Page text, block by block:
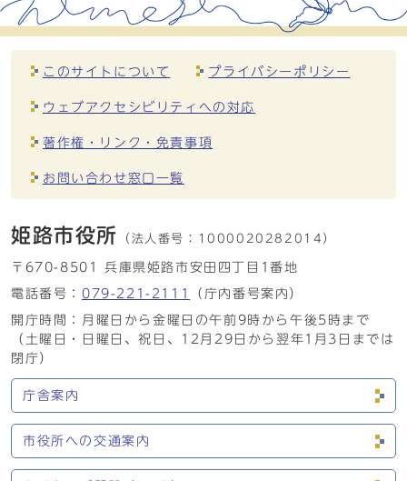
このサイトについて プライバシーポリシー
ウェブアクセシビリティへの対応
著作権・リンク・免責事項
お問い合わせ窓口一覧
姫路市役所 （法人番号： 1000020282014）
〒670-8501 兵庫県姫路市安田四丁目1番地
電話番号： 079-221-2111
（庁内番号案内）
開庁時間：月曜日から金曜日の午前9時から午後5時まで
（土曜日・日曜日、祝日、12月29日から翌年1月3日までは
閉庁）
庁舎案内
市役所への交通案内